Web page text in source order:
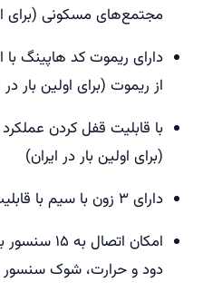
مجتمع‌های مسکونی (برای
دارای ریموت کد هاپینگ
از ریموت (برای اولین بار در
با قابلیت قفل کردن
(برای اولین بار در ایران)
دارای ۳ زون با سیم با قابلیت تعریف هر زون به ۷ حالت
امکان
دود و حرارت، شوک سنسور